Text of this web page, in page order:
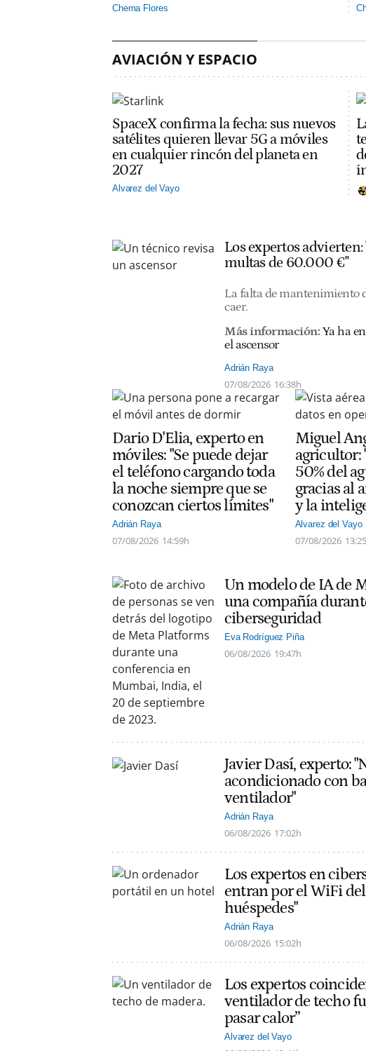
Chema Flores
AVIACIÓN Y ESPACIO
SpaceX confirma la fecha: sus nuevos
satélites quieren llevar 5G a móviles
en cualquier rincón del planeta en
2027
Alvarez del Vayo
Los expertos
multas de 60.000 €"
La falta de mantenimiento
caer.
Más información: Ya ha
el ascensor
Adrián Raya
07/08/2026 16:38h
Dario D'Elia, experto en
móviles: "Se puede dejar
el teléfono cargando toda
la noche siempre que se
conozcan ciertos límites"
Adrián Raya
07/08/2026 14:59h
Miguel
agricultor:
50% del
gracias al
y la
Alvarez del Vayo
07/08/2026
Un modelo de IA de
una compañía
ciberseguridad
Eva Rodríguez Piña
06/08/2026 19:47h
Javier Dasí, experto:
acondicionado con
ventilador"
Adrián Raya
06/08/2026 17:02h
Los expertos en
entran por el WiFi
huéspedes"
Adrián Raya
06/08/2026 15:02h
Los expertos
ventilador de techo
pasar calor”
Alvarez del Vayo